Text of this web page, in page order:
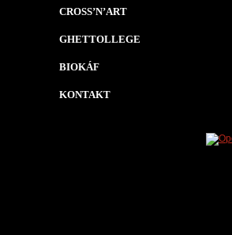
CROSS’N’ART
GHETTOLLEGE
BIOKÁF
KONTAKT